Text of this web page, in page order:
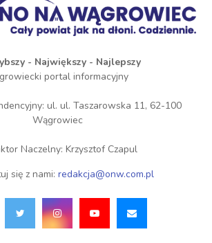
- Największy - Najlepszy
portal informacyjny
ul. ul. Taszarowska 11, 62-100
Wągrowiec
Naczelny: Krzysztof Czapul
się z nami: redakcja@onw.com.pl